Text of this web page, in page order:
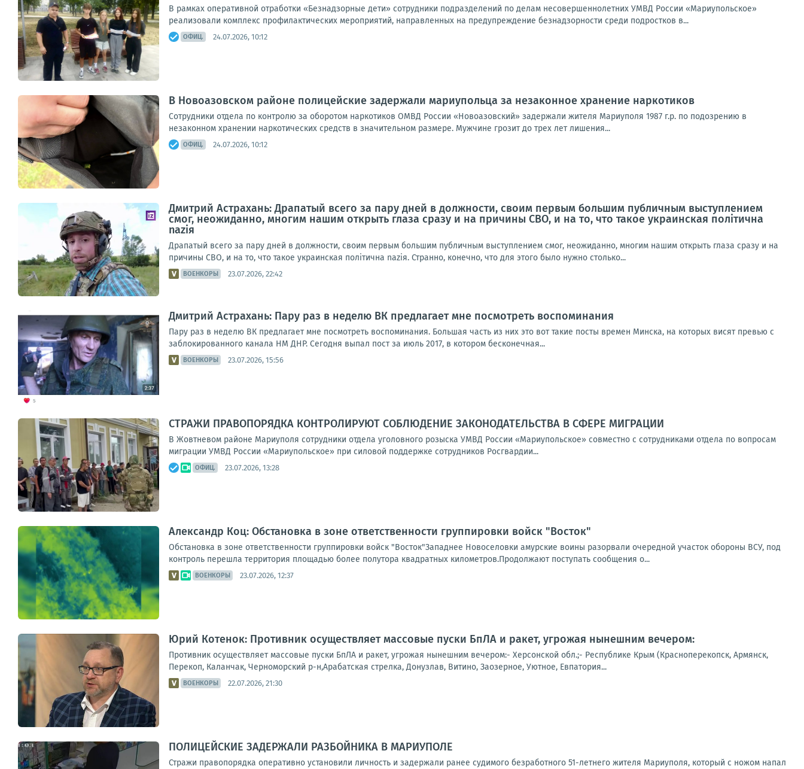
В рамках оперативной отработки «Безнадзорные дети» сотрудники подразделений по делам несовершеннолетних УМВД России «Мариупольское»
реализовали комплекс профилактических мероприятий, направленных на предупреждение безнадзорности среди подростков в...
ОФИЦ. 24.07.2026, 10:12
В Новоазовском районе полицейские задержали мариупольца за незаконное хранение наркотиков
Сотрудники отдела по контролю за оборотом наркотиков ОМВД России «Новоазовский» задержали жителя Мариуполя 1987 г.р. по подозрению в
незаконном хранении наркотических средств в значительном размере. Мужчине грозит до трех лет лишения...
ОФИЦ. 24.07.2026, 10:12
Дмитрий Астрахань: Драпатый всего за пару дней в должности, своим первым большим публичным выступлением
смог, неожиданно, многим нашим открыть глаза сразу и на причины СВО, и на то, что такое украинская полiтична
naziя
Драпатый всего за пару дней в должности, своим первым большим публичным выступлением смог, неожиданно, многим нашим открыть глаза сразу и на
причины СВО, и на то, что такое украинская полiтична naziя. Странно, конечно, что для этого было нужно столько...
ВОЕНКОРЫ 23.07.2026, 22:42
Дмитрий Астрахань: Пару раз в неделю ВК предлагает мне посмотреть воспоминания
Пару раз в неделю ВК предлагает мне посмотреть воспоминания. Большая часть из них это вот такие посты времен Минска, на которых висят превью с
заблокированного канала НМ ДНР. Сегодня выпал пост за июль 2017, в котором бесконечная...
ВОЕНКОРЫ 23.07.2026, 15:56
СТРАЖИ ПРАВОПОРЯДКА КОНТРОЛИРУЮТ СОБЛЮДЕНИЕ ЗАКОНОДАТЕЛЬСТВА В СФЕРЕ МИГРАЦИИ
В Жовтневом районе Мариуполя сотрудники отдела уголовного розыска УМВД России «Мариупольское» совместно с сотрудниками отдела по вопросам
миграции УМВД России «Мариупольское» при силовой поддержке сотрудников Росгвардии...
ОФИЦ. 23.07.2026, 13:28
Александр Коц: Обстановка в зоне ответственности группировки войск "Восток"
Обстановка в зоне ответственности группировки войск "Восток"Западнее Новоселовки амурские воины разорвали очередной участок обороны ВСУ, под
контроль перешла территория площадью более полутора квадратных километров.Продолжают поступать сообщения о...
ВОЕНКОРЫ 23.07.2026, 12:37
Юрий Котенок: Противник осуществляет массовые пуски БпЛА и ракет, угрожая нынешним вечером:
Противник осуществляет массовые пуски БпЛА и ракет, угрожая нынешним вечером:- Херсонской обл.;- Республике Крым (Красноперекопск, Армянск,
Перекоп, Каланчак, Черноморский р-н,Арабатская стрелка, Донузлав, Витино, Заозерное, Уютное, Евпатория...
ВОЕНКОРЫ 22.07.2026, 21:30
ПОЛИЦЕЙСКИЕ ЗАДЕРЖАЛИ РАЗБОЙНИКА В МАРИУПОЛЕ
Стражи правопорядка оперативно установили личность и задержали ранее судимого безработного 51-летнего жителя Мариуполя, который с ножом напал